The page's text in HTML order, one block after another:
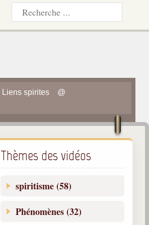
Liens spirites @
Thèmes des vidéos
spiritisme (58)
Phénomènes (32)